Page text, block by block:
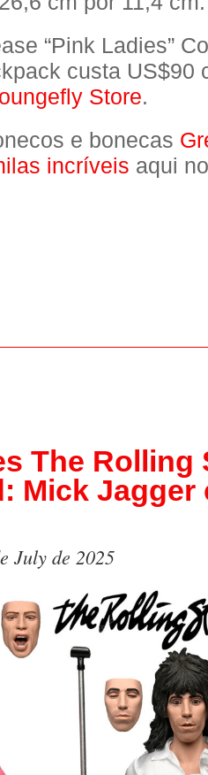
“Pink Ladies”
custa US$90
Store.
e bonecas
incríveis aqui
The Rolling
Mick Jagger
July de 2025